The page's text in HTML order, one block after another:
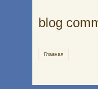
blog
Главная